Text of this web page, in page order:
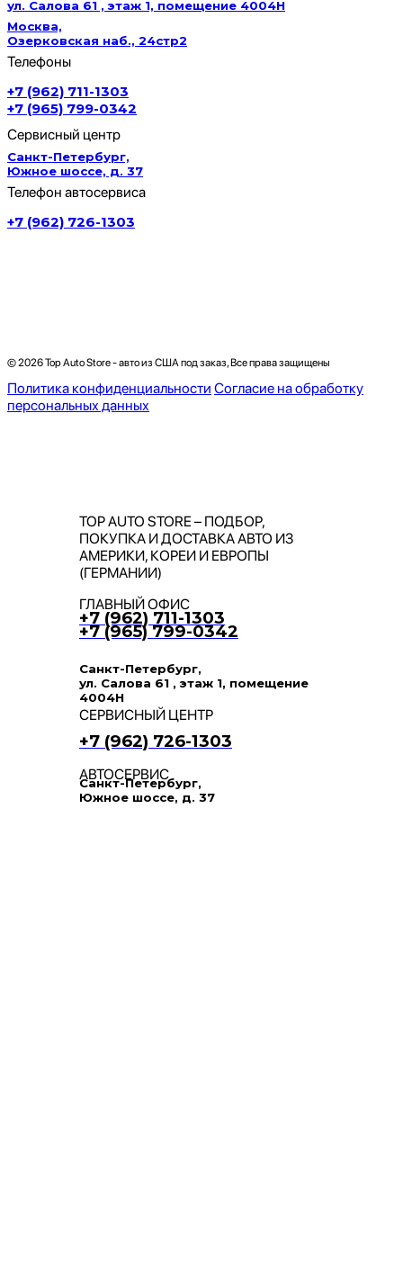
ул. Салова 61 , этаж 1, помещение 4004Н
Москва,
Озерковская наб., 24стр2
Телефоны
+7 (962) 711-1303
+7 (965) 799-0342
Сервисный центр
Санкт-Петербург,
Южное шоссе, д. 37
Телефон автосервиса
+7 (962) 726-1303
© 2026 Top Auto Store - авто из США под заказ, Все права защищены
Политика конфиденциальности Согласие на обработку
персональных данных
TOP AUTO STORE – ПОДБОР,
ПОКУПКА И ДОСТАВКА АВТО ИЗ
АМЕРИКИ, КОРЕИ И ЕВРОПЫ
(ГЕРМАНИИ)
ГЛАВНЫЙ ОФИС
+7 (962) 711-1303
+7 (965) 799-0342
Санкт-Петербург,
ул. Салова 61 , этаж 1, помещение
4004Н
СЕРВИСНЫЙ ЦЕНТР
+7 (962) 726-1303
АВТОСЕРВИС
Санкт-Петербург,
Южное шоссе, д. 37